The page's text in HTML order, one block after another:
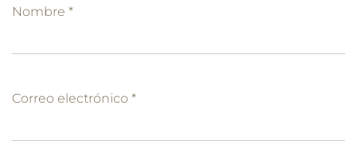
Nombre *
Correo electrónico *